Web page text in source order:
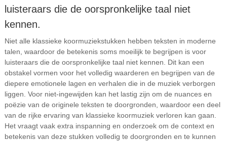
luisteraars die de oorspronkelijke taal niet
kennen.
Niet alle klassieke koormuziekstukken hebben teksten in moderne
talen, waardoor de betekenis soms moeilijk te begrijpen is voor
luisteraars die de oorspronkelijke taal niet kennen. Dit kan een
obstakel vormen voor het volledig waarderen en begrijpen van de
diepere emotionele lagen en verhalen die in de muziek verborgen
liggen. Voor niet-ingewijden kan het lastig zijn om de nuances en
poëzie van de originele teksten te doorgronden, waardoor een deel
van de rijke ervaring van klassieke koormuziek verloren kan gaan.
Het vraagt vaak extra inspanning en onderzoek om de context en
betekenis van deze stukken volledig te doorgronden en te kunnen